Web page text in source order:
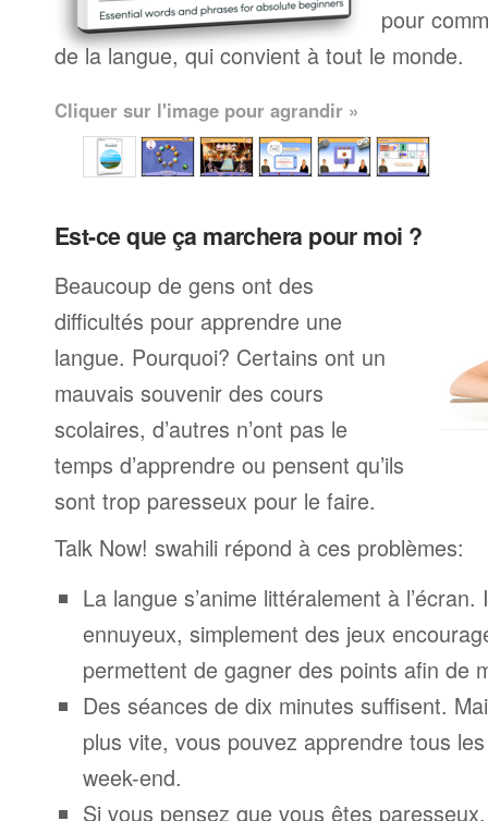
pour
de la langue, qui convient à tout le monde.
Cliquer sur l'image pour agrandir »
Est-ce que ça marchera pour moi ?
Beaucoup de gens ont des
difficultés pour apprendre une
langue. Pourquoi? Certains ont un
mauvais souvenir des cours
scolaires, d’autres n’ont pas le
temps d’apprendre ou pensent qu’ils
sont trop paresseux pour le faire.
Talk Now! swahili répond à ces problèmes:
La langue s’anime littéralement à l’écran.
ennuyeux, simplement des jeux
permettent de gagner des points afin de
Des séances de dix minutes suffisent.
plus vite, vous pouvez apprendre tous
week-end.
Si vous pensez que vous êtes